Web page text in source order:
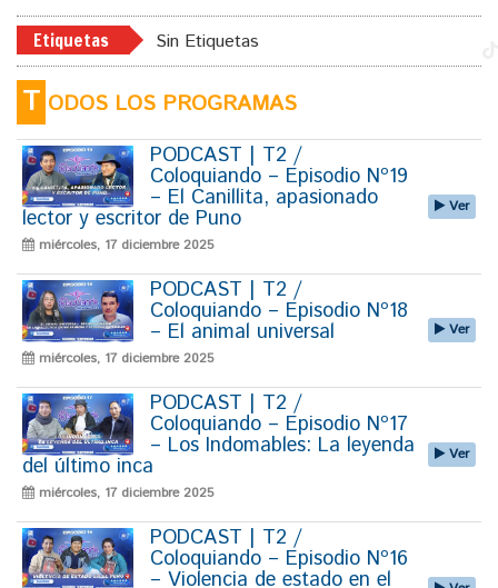
Etiquetas Sin Etiquetas
T ODOS LOS PROGRAMAS
PODCAST | T2 /
Coloquiando – Episodio Nº19
– El Canillita, apasionado
lector y escritor de Puno
miércoles, 17 diciembre 2025
Ver
PODCAST | T2 /
Coloquiando – Episodio Nº18
– El animal universal
miércoles, 17 diciembre 2025
Ver
PODCAST | T2 /
Coloquiando – Episodio Nº17
– Los Indomables: La leyenda
del último inca
miércoles, 17 diciembre 2025
Ver
PODCAST | T2 /
Coloquiando – Episodio Nº16
– Violencia de estado en el